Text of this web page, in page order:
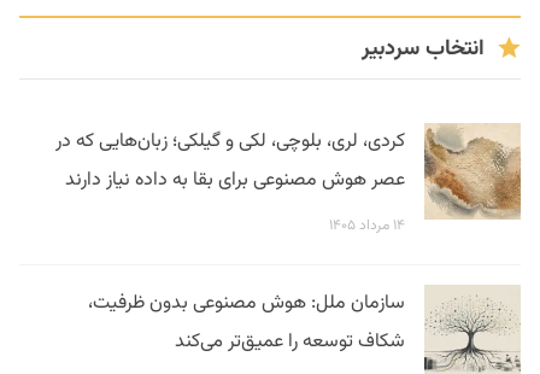
انتخاب سردبیر
کردی، لری، بلوچی، لکی و گیلکی؛ زبان‌هایی که در
عصر هوش مصنوعی برای بقا به داده نیاز دارند
۱۴ مرداد ۱۴۰۵
سازمان ملل: هوش مصنوعی بدون ظرفیت،
شکاف توسعه را عمیق‌تر می‌کند